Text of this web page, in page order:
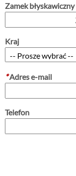
Zamek błyskawiczny
Kraj
*Adres e-mail
Telefon